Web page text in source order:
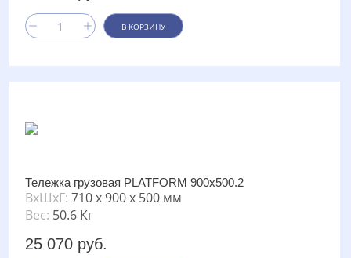
В КОРЗИНУ
Тележка грузовая PLATFORM 900х500.2
ВxШxГ: 710 x 900 x 500 мм
Вес: 50.6 Кг
25 070 руб.